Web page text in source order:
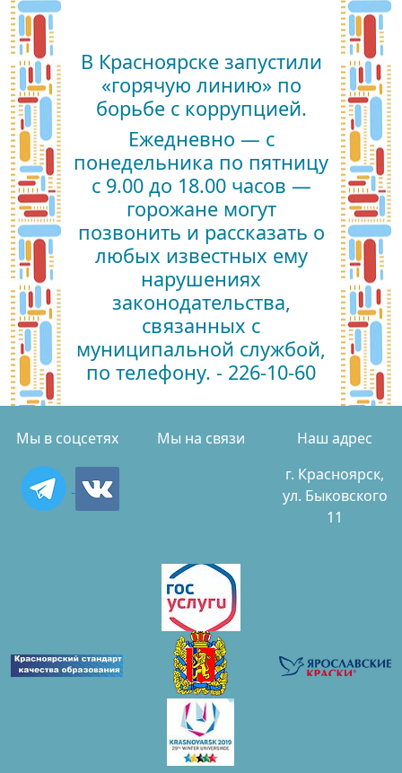
В Красноярске запустили
«горячую линию» по
борьбе с коррупцией.
Ежедневно — с
понедельника по пятницу
с 9.00 до 18.00 часов —
горожане могут
позвонить и рассказать о
любых известных ему
нарушениях
законодательства,
связанных с
муниципальной службой,
по телефону. - 226-10-60
Мы в соцсетях Мы на связи
Наш адрес
г. Красноярск,
ул. Быковского
11